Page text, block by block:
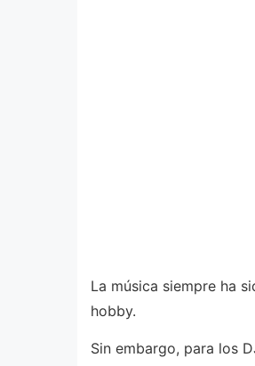
La música siempre ha
hobby.
Sin embargo, para los